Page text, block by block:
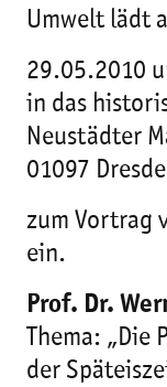
Umwelt lädt
29.05.2010
in das
Neustädter
01097
zum Vortrag
ein.
Prof. Dr.
Thema: „Die
der